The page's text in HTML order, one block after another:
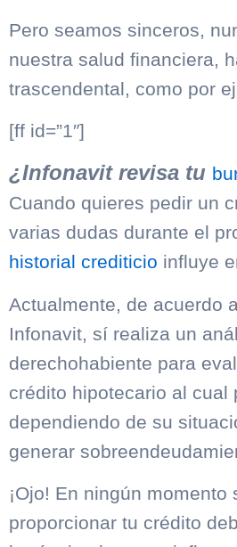
Pero seamos sinceros,
nuestra salud financiera,
trascendental, como por
[ff id=”1″]
¿Infonavit revisa tu
Cuando quieres pedir un
varias dudas durante el
historial crediticio influye
Actualmente, de acuerdo
Infonavit, sí realiza un
derechohabiente para
crédito hipotecario al cual
dependiendo de su
generar
¡Ojo! En ningún
proporcionar tu crédito